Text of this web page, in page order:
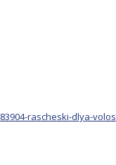
rascheski-dlya-volos